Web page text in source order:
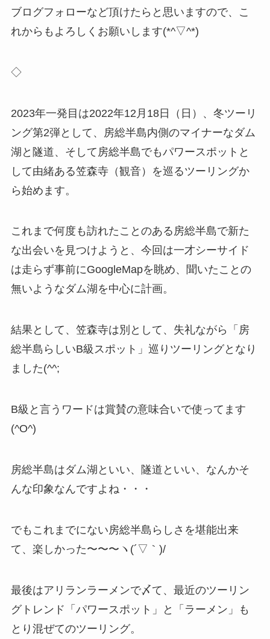
ブログフォローなど頂けたらと思いますので、こ
れからもよろしくお願いします(*^▽^*)
◇
2023年一発目は2022年12月18日（日）、冬ツーリ
ング第2弾として、房総半島内側のマイナーなダム
湖と隧道、そして房総半島でもパワースポットと
して由緒ある笠森寺（観音）を巡るツーリングか
ら始めます。
これまで何度も訪れたことのある房総半島で新た
な出会いを見つけようと、今回は一才シーサイド
は走らず事前にGoogleMapを眺め、聞いたことの
無いようなダム湖を中心に計画。
結果として、笠森寺は別として、失礼ながら「房
総半島らしいB級スポット」巡りツーリングとなり
ました(^^;
B級と言うワードは賞賛の意味合いで使ってます
(^O^)
房総半島はダム湖といい、隧道といい、なんかそ
んな印象なんですよね・・・
でもこれまでにない房総半島らしさを堪能出来
て、楽しかった〜〜〜ヽ(´▽｀)/
最後はアリランラーメンで〆て、最近のツーリン
グトレンド「パワースポット」と「ラーメン」も
とり混ぜてのツーリング。